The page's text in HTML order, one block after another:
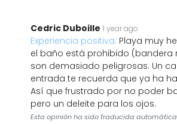
Cedric Duboille 1 year ago
Experiencia positiva: Playa muy
el baño está prohibido (bandera
son demasiado peligrosas. Un
entrada te recuerda que ya ha
Así que frustrado por no poder
pero un deleite para los ojos.
Esta opinión ha sido traducida